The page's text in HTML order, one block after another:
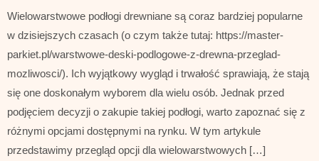
Wielowarstwowe podłogi drewniane są coraz bardziej popularne
w dzisiejszych czasach (o czym także tutaj: https://master-
parkiet.pl/warstwowe-deski-podlogowe-z-drewna-przeglad-
mozliwosci/). Ich wyjątkowy wygląd i trwałość sprawiają, że stają
się one doskonałym wyborem dla wielu osób. Jednak przed
podjęciem decyzji o zakupie takiej podłogi, warto zapoznać się z
różnymi opcjami dostępnymi na rynku. W tym artykule
przedstawimy przegląd opcji dla wielowarstwowych […]